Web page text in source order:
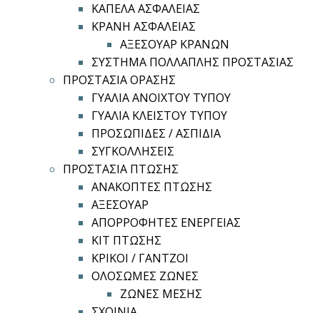
ΚΑΠΕΛΑ ΑΣΦΑΛΕΙΑΣ
ΚΡΑΝΗ ΑΣΦΑΛΕΙΑΣ
ΑΞΕΣΟΥΑΡ ΚΡΑΝΩΝ
ΣΥΣΤΗΜΑ ΠΟΛΛΑΠΛΗΣ ΠΡΟΣΤΑΣΙΑΣ
ΠΡΟΣΤΑΣΙΑ ΟΡΑΣΗΣ
ΓΥΑΛΙΑ ΑΝΟΙΧΤΟΥ ΤΥΠΟΥ
ΓΥΑΛΙΑ ΚΛΕΙΣΤΟΥ ΤΥΠΟΥ
ΠΡΟΣΩΠΙΔΕΣ / ΑΣΠΙΔΙΑ
ΣΥΓΚΟΛΛΗΣΕΙΣ
ΠΡΟΣΤΑΣΙΑ ΠΤΩΣΗΣ
ΑΝΑΚΟΠΤΕΣ ΠΤΩΣΗΣ
ΑΞΕΣΟΥΑΡ
ΑΠΟΡΡΟΦΗΤΕΣ ΕΝΕΡΓΕΙΑΣ
ΚΙΤ ΠΤΩΣΗΣ
ΚΡΙΚΟΙ / ΓΑΝΤΖΟΙ
ΟΛΟΣΩΜΕΣ ΖΩΝΕΣ
ΖΩΝΕΣ ΜΕΣΗΣ